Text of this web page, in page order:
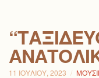
11 ΙΟΥΛΊΟΥ, 2023